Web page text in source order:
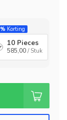
Korting
10 Pieces
585,00/ Stuk